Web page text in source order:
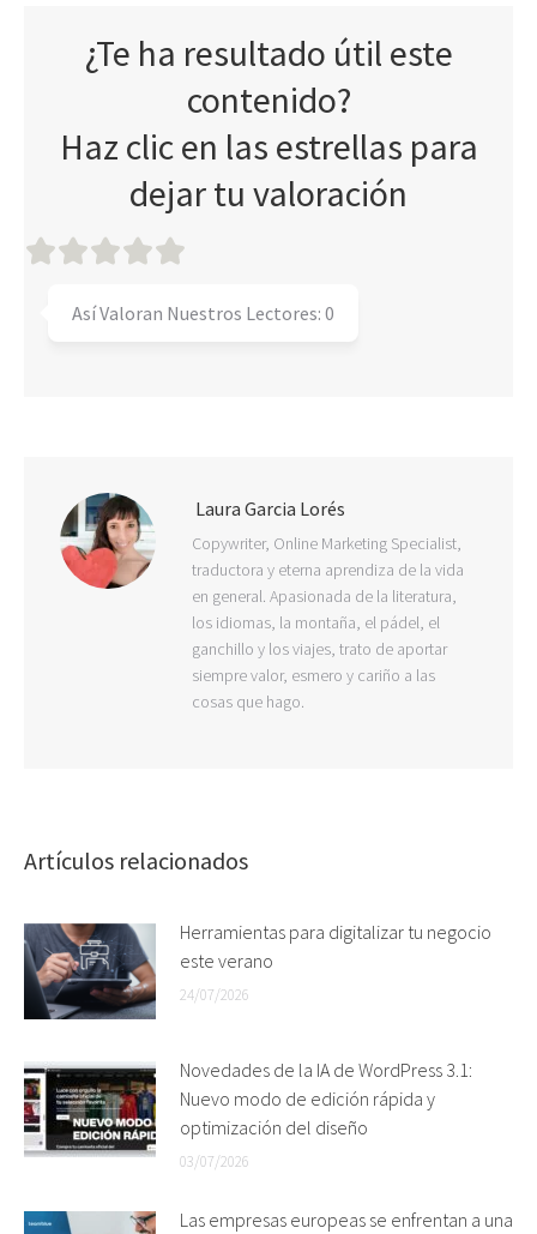
¿Te ha resultado útil este
contenido?
Haz clic en las estrellas para
dejar tu valoración
Así Valoran Nuestros Lectores: 0
Laura Garcia Lorés
Copywriter, Online Marketing Specialist,
traductora y eterna aprendiza de la vida
en general. Apasionada de la literatura,
los idiomas, la montaña, el pádel, el
ganchillo y los viajes, trato de aportar
siempre valor, esmero y cariño a las
cosas que hago.
Artículos relacionados
Herramientas para digitalizar tu negocio
este verano
24/07/2026
Novedades de la IA de WordPress 3.1:
Nuevo modo de edición rápida y
optimización del diseño
03/07/2026
Las empresas europeas se enfrentan a una